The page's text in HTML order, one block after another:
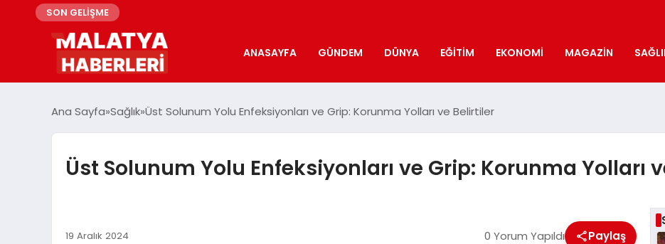
SON GELİŞME
ANASAYFA GÜNDEM DÜNYA EĞITIM EKONOMI MAGAZIN
Ana Sayfa Sağlık Üst Solunum Yolu Enfeksiyonları ve Grip: Korunma Yolları ve Belirtiler
Üst Solunum Yolu Enfeksiyonları ve Grip: Korunma Yolları
19 Aralık 2024 0 Yorum Yapıldı Paylaş